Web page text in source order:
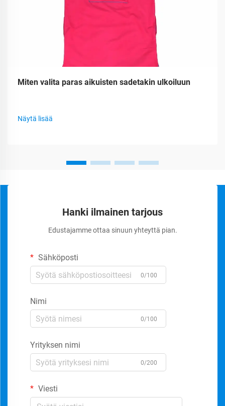
Miten valita paras aikuisten sadetakin ulkoiluun
Näytä lisää
Hanki ilmainen tarjous
Edustajamme ottaa sinuun yhteyttä pian.
Sähköposti
0/100
Nimi
0/100
Yrityksen nimi
0/200
Viesti